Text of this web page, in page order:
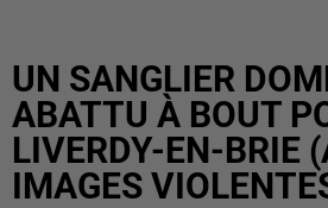
UN SANGLIER
ABATTU À BOUT
LIVERDY-EN-BRIE
IMAGES